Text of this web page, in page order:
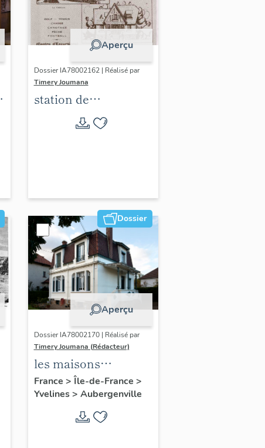
Aperçu
Dossier IA78002162 | Réalisé par
Timery Joumana
station de
villégiature
d'Elisabethville
Dossier
Aperçu
Dossier IA78002170 | Réalisé par
Timery Joumana (Rédacteur)
les maisons
d'Elisabethville
France > Île-de-France >
Yvelines> Aubergenville